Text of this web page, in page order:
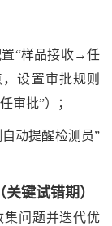
置“样品接收→任
设置审批规则
审批”）；
动提醒检测员”
键试错期）
集问题并迭代优